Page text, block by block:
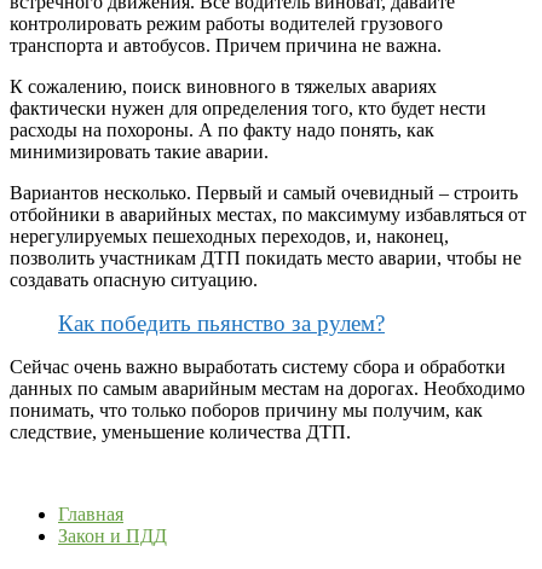
контролировать режим работы водителей грузового
транспорта и автобусов. Причем причина не важна.
К сожалению, поиск виновного в тяжелых авариях
фактически нужен для определения того, кто будет нести
расходы на похороны. А по факту надо понять, как
минимизировать такие аварии.
Вариантов несколько. Первый и самый очевидный – строить
отбойники в аварийных местах, по максимуму избавляться от
нерегулируемых пешеходных переходов, и, наконец,
позволить участникам ДТП покидать место аварии, чтобы не
создавать опасную ситуацию.
Как победить пьянство за рулем?
Сейчас очень важно выработать систему сбора и обработки
данных по самым аварийным местам на дорогах. Необходимо
понимать, что только поборов причину мы получим, как
следствие, уменьшение количества ДТП.
Главная
Закон и ПДД